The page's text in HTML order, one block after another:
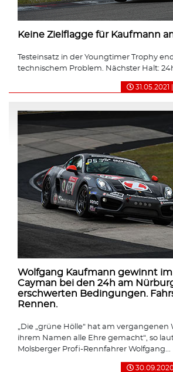
Keine Zielflagge für Kaufmann
Testeinsatz in der Youngtimer Trophy
technischem Problem. Nächster Halt:
31.05.2021
Wolfgang Kaufmann gewinnt im
Cayman bei den 24h am
erschwerten Bedingungen.
Rennen.
„Die „grüne Hölle“ hat am vergangenen
ihrem Namen alle Ehre gemacht“, so
Molsberger Profi-Rennfahrer Wolfgang...